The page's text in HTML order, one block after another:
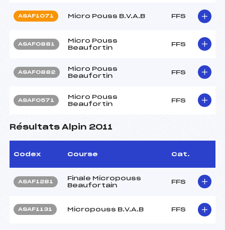
ASAF1071 Micro Pouss B.V.A.B FFS
ASAF0881
Micro Pouss
Beaufortin
FFS
ASAF0882
Micro Pouss
Beaufortin
FFS
ASAF0571
Micro Pouss
Beaufortin
FFS
Résultats Alpin 2011
Codex Course Cat.
ASAF1281
Finale Micropouss
Beaufortain
FFS
ASAF1131 Micropouss B.V.A.B FFS